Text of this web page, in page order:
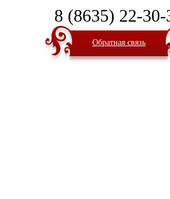
8 (8635) 22-30-
Обратная связь